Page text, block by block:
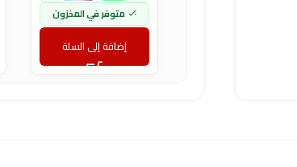
متوفر في المخزون
إضافة إلى السلة